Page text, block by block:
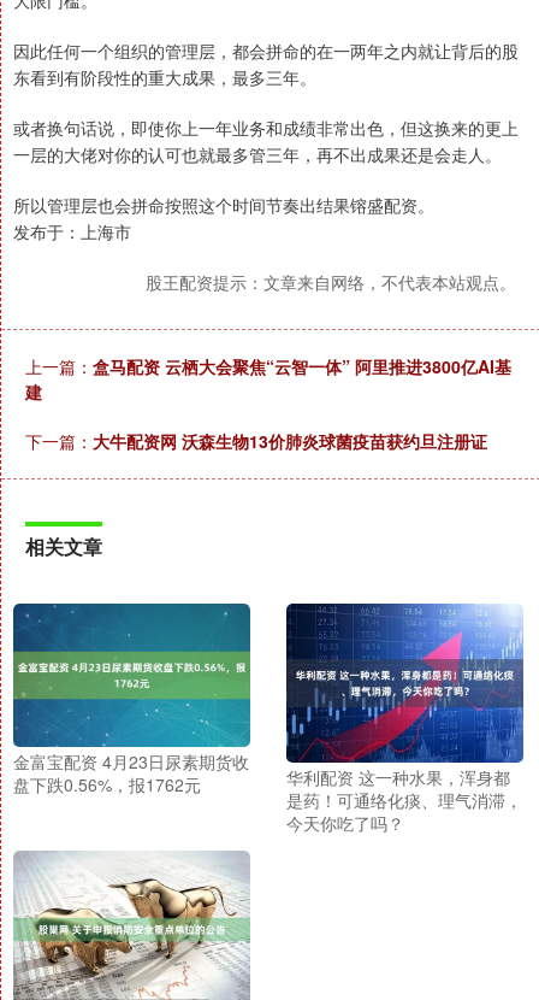
因此任何一个组织的管理层，都会拼命的在一两年之内就让背后的股
东看到有阶段性的重大成果，最多三年。
或者换句话说，即使你上一年业务和成绩非常出色，但这换来的更上
一层的大佬对你的认可也就最多管三年，再不出成果还是会走人。
所以管理层也会拼命按照这个时间节奏出结果镕盛配资。
发布于：上海市
股王配资提示：文章来自网络，不代表本站观点。
上一篇： 盒马配资 云栖大会聚焦“云智一体” 阿里推进3800亿AI基
建
下一篇： 大牛配资网 沃森生物13价肺炎球菌疫苗获约旦注册证
相关文章
金富宝配资 4月23日尿素期货收
盘下跌0.56%，报1762元
华利配资 这一种水果，浑身都
是药！可通络化痰、理气消滞，
今天你吃了吗？